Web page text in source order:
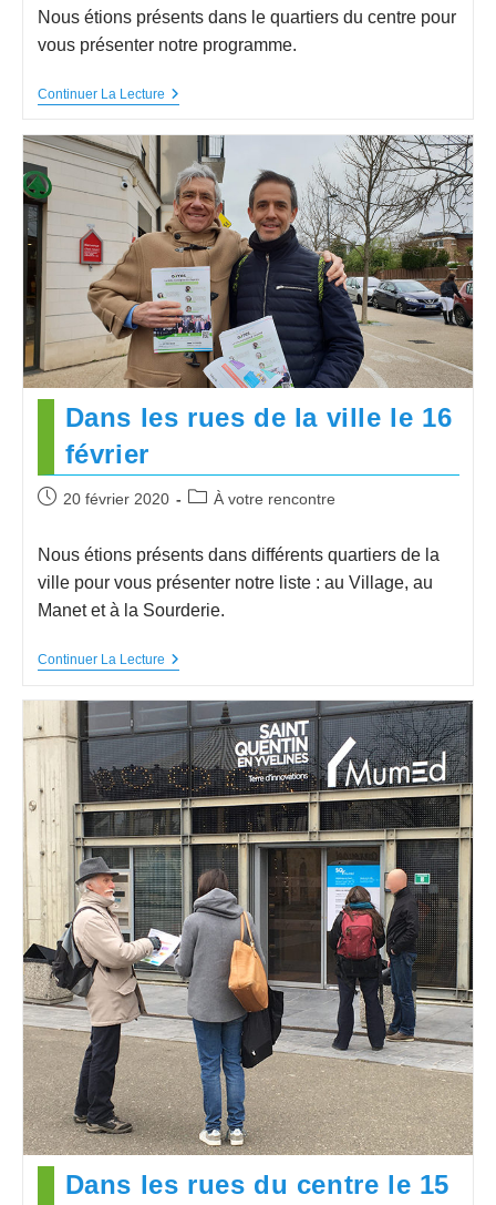
Nous étions présents dans le quartiers du centre pour
vous présenter notre programme.
Continuer La Lecture
Dans les rues de la ville le 16
février
20 février 2020 À votre rencontre
Nous étions présents dans différents quartiers de la
ville pour vous présenter notre liste : au Village, au
Manet et à la Sourderie.
Continuer La Lecture
Dans les rues du centre le 15